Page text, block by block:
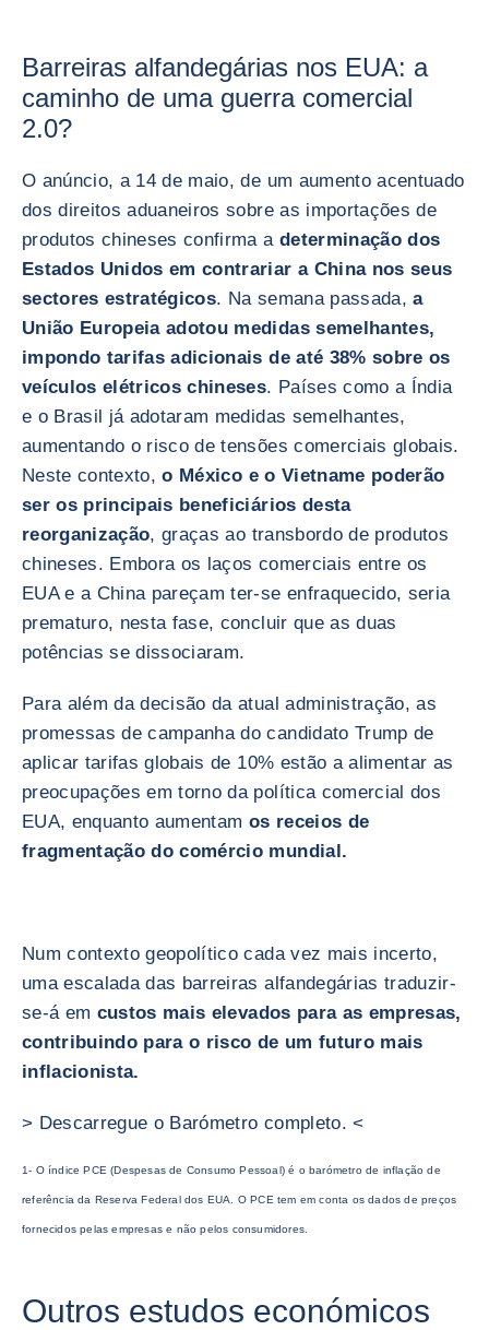
Barreiras alfandegárias nos EUA: a
caminho de uma guerra comercial
2.0?
O anúncio, a 14 de maio, de um aumento acentuado
dos direitos aduaneiros sobre as importações de
produtos chineses confirma a determinação dos
Estados Unidos em contrariar a China nos seus
sectores estratégicos. Na semana passada,a
União Europeia adotou medidas semelhantes,
impondo tarifas adicionais de até 38% sobre os
veículos elétricos chineses. Países como a Índia
e o Brasil já adotaram medidas semelhantes,
aumentando o risco de tensões comerciais globais.
Neste contexto,o México e o Vietname poderão
ser os principais beneficiários desta
reorganização, graças ao transbordo de produtos
chineses. Embora os laços comerciais entre os
EUA e a China pareçam ter-se enfraquecido, seria
prematuro, nesta fase, concluir que as duas
potências se dissociaram.
Para além da decisão da atual administração, as
promessas de campanha do candidato Trump de
aplicar tarifas globais de 10% estão a alimentar as
preocupações em torno da política comercial dos
EUA, enquanto aumentam os receios de
fragmentação do comércio mundial.
Num contexto geopolítico cada vez mais incerto,
uma escalada das barreiras alfandegárias traduzir-
se-á em custos mais elevados para as empresas,
contribuindo para o risco de um futuro mais
inflacionista.
> Descarregue o Barómetro completo. <
1- O índice PCE (Despesas de Consumo Pessoal) é o barómetro de inflação de
referência da Reserva Federal dos EUA. O PCE tem em conta os dados de preços
fornecidos pelas empresas e não pelos consumidores.
Outros estudos económicos